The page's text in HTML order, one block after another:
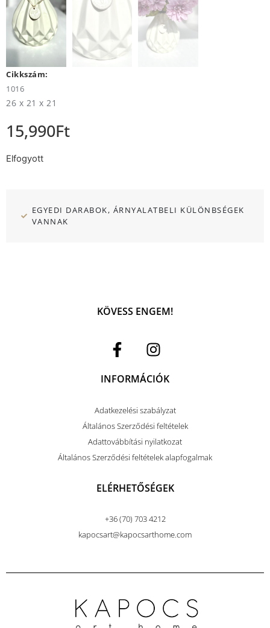
Cikkszám:
1016
26 x 21 x 21
15,990Ft
Elfogyott
EGYEDI DARABOK, ÁRNYALATBELI KÜLÖNBSÉGEK
VANNAK
KÖVESS ENGEM!
INFORMÁCIÓK
Adatkezelési szabályzat
Általános Szerződési feltételek
Adattovábbítási nyilatkozat
Általános Szerződési feltételek alapfogalmak
ELÉRHETŐSÉGEK
+36 (70) 703 4212
kapocsart@kapocsarthome.com